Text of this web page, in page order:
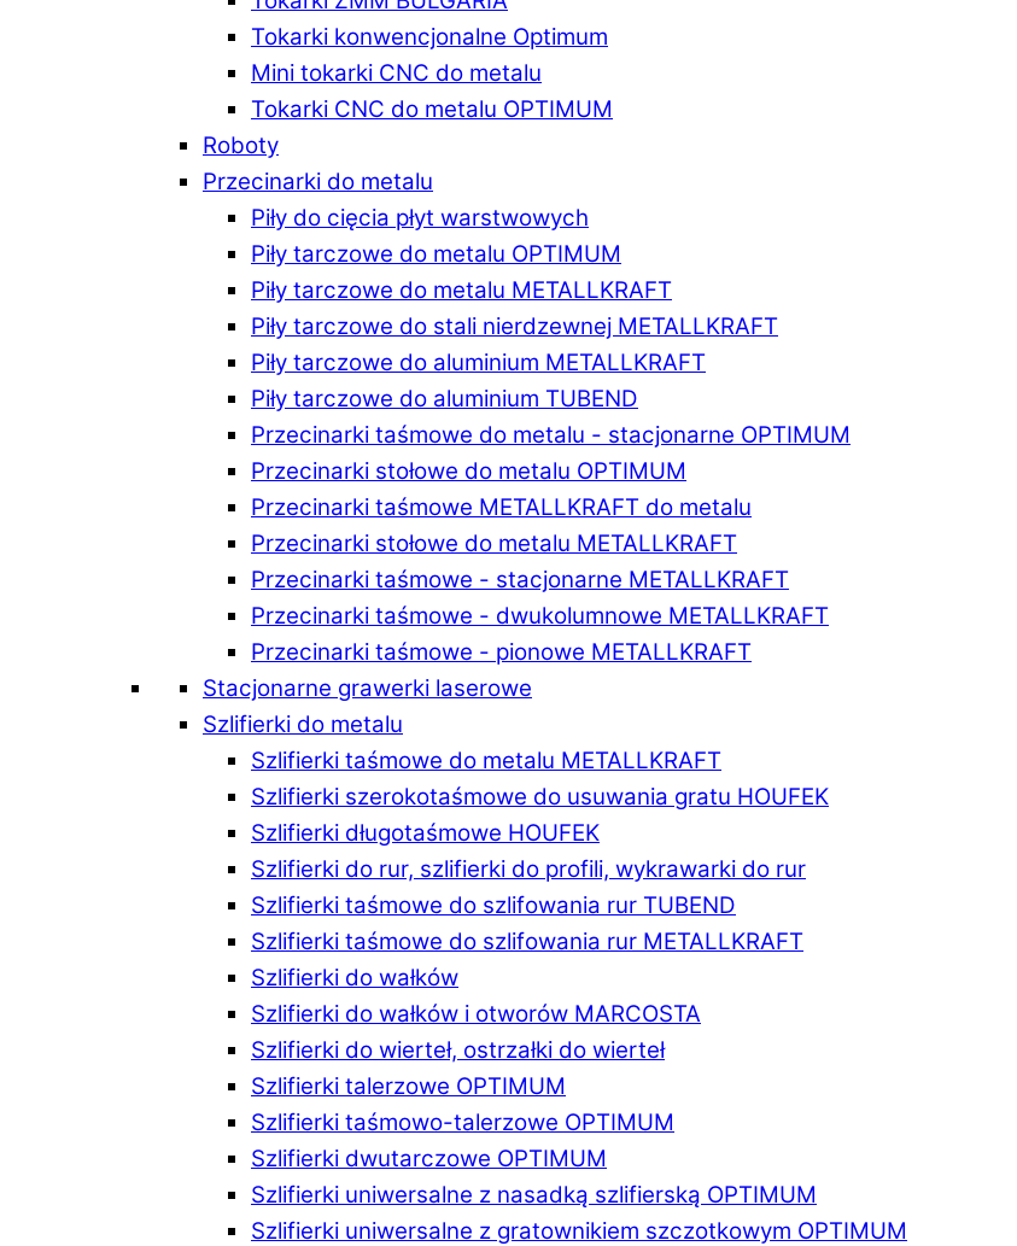
Tokarki konwencjonalne Optimum
Mini tokarki CNC do metalu
Tokarki CNC do metalu OPTIMUM
Roboty
Przecinarki do metalu
Piły do cięcia płyt warstwowych
Piły tarczowe do metalu OPTIMUM
Piły tarczowe do metalu METALLKRAFT
Piły tarczowe do stali nierdzewnej METALLKRAFT
Piły tarczowe do aluminium METALLKRAFT
Piły tarczowe do aluminium TUBEND
Przecinarki taśmowe do metalu - stacjonarne OPTIMUM
Przecinarki stołowe do metalu OPTIMUM
Przecinarki taśmowe METALLKRAFT do metalu
Przecinarki stołowe do metalu METALLKRAFT
Przecinarki taśmowe - stacjonarne METALLKRAFT
Przecinarki taśmowe - dwukolumnowe METALLKRAFT
Przecinarki taśmowe - pionowe METALLKRAFT
Stacjonarne grawerki laserowe
Szlifierki do metalu
Szlifierki taśmowe do metalu METALLKRAFT
Szlifierki szerokotaśmowe do usuwania gratu HOUFEK
Szlifierki długotaśmowe HOUFEK
Szlifierki do rur, szlifierki do profili, wykrawarki do rur
Szlifierki taśmowe do szlifowania rur TUBEND
Szlifierki taśmowe do szlifowania rur METALLKRAFT
Szlifierki do wałków
Szlifierki do wałków i otworów MARCOSTA
Szlifierki do wierteł, ostrzałki do wierteł
Szlifierki talerzowe OPTIMUM
Szlifierki taśmowo-talerzowe OPTIMUM
Szlifierki dwutarczowe OPTIMUM
Szlifierki uniwersalne z nasadką szlifierską OPTIMUM
Szlifierki uniwersalne z gratownikiem szczotkowym OPTIMUM